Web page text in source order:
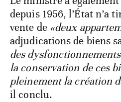
depuis 1956, l’État n’a
vente de «deux
adjudications de biens
des
la conservation de ces
pleinement la création
il conclu.